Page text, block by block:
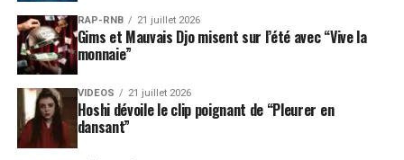
RAP-RNB 21 juillet 2026
Gims et Mauvais Djo misent sur l’été avec “Vive la
monnaie”
VIDEOS 21 juillet 2026
Hoshi dévoile le clip poignant de “Pleurer en
dansant”